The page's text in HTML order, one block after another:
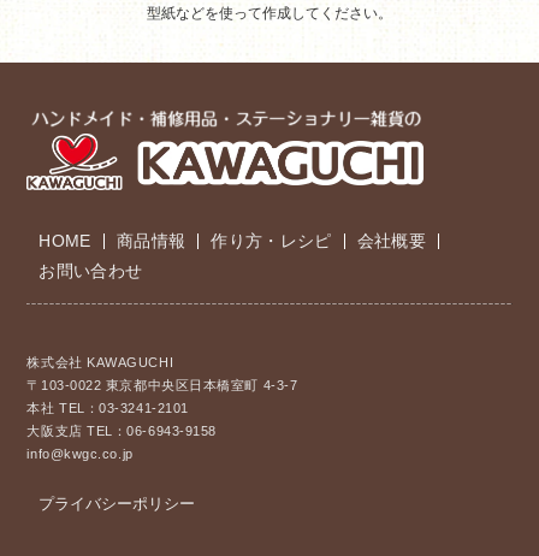
型紙などを使って作成してください。
HOME 商品情報 作り方・レシピ
会社概要
お問い合わせ
株式会社 KAWAGUCHI
〒103-0022 東京都中央区日本橋室町 4-3-7
本社 TEL：03-3241-2101
大阪支店 TEL：06-6943-9158
info@kwgc.co.jp
プライバシーポリシー